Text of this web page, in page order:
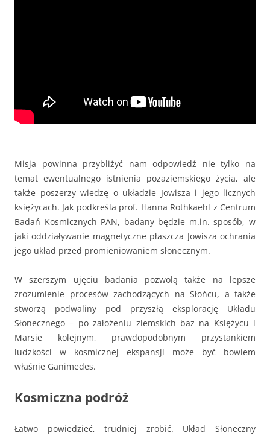
Misja powinna przybliżyć nam odpowiedź nie tylko na
temat ewentualnego istnienia pozaziemskiego życia, ale
także poszerzy wiedzę o układzie Jowisza i jego licznych
księżycach. Jak podkreśla prof. Hanna Rothkaehl z Centrum
Badań Kosmicznych PAN, badany będzie m.in. sposób, w
jaki oddziaływanie magnetyczne płaszcza Jowisza ochrania
jego układ przed promieniowaniem słonecznym.
W szerszym ujęciu badania pozwolą także na lepsze
zrozumienie procesów zachodzących na Słońcu, a także
stworzą podwaliny pod przyszłą eksplorację Układu
Słonecznego – po założeniu ziemskich baz na Księżycu i
Marsie kolejnym, prawdopodobnym przystankiem
ludzkości w kosmicznej ekspansji może być bowiem
właśnie Ganimedes.
Kosmiczna podróż
Łatwo powiedzieć, trudniej zrobić. Układ Słoneczny